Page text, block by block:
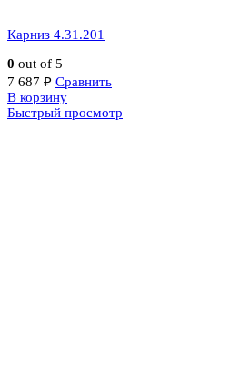
Карниз 4.31.201
0 out of 5
7 687 ₽ Сравнить
В корзину
Быстрый просмотр